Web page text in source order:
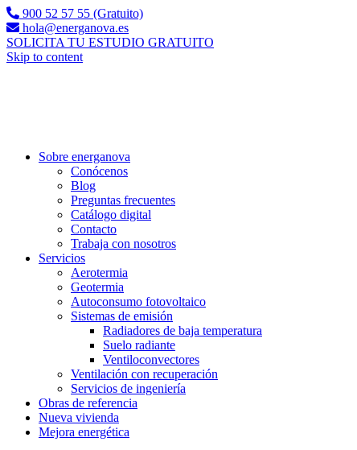
900 52 57 55 (Gratuito)
hola@energanova.es
SOLICITA TU ESTUDIO GRATUITO
Skip to content
Sobre energanova
Conócenos
Blog
Preguntas frecuentes
Catálogo digital
Contacto
Trabaja con nosotros
Servicios
Aerotermia
Geotermia
Autoconsumo fotovoltaico
Sistemas de emisión
Radiadores de baja temperatura
Suelo radiante
Ventiloconvectores
Ventilación con recuperación
Servicios de ingeniería
Obras de referencia
Nueva vivienda
Mejora energética